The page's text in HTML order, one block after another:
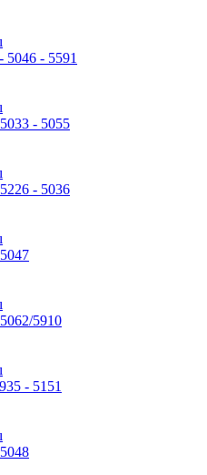
5046 - 5591
- 5055
- 5036
5910
- 5151